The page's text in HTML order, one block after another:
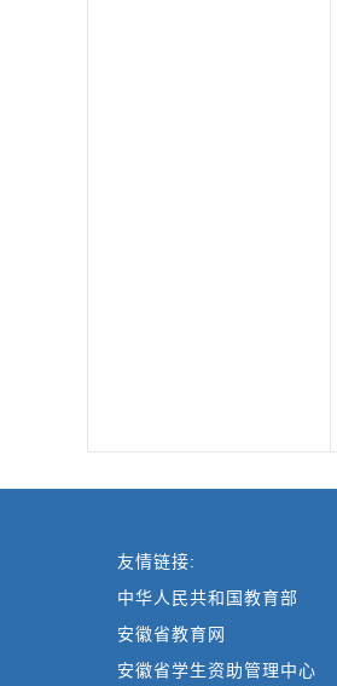
友情链接:
中华人民共和国教育部
安徽省教育网
安徽省学生资助管理中心